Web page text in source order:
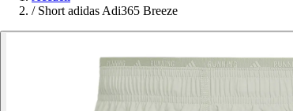
/ Short adidas Adi365 Breeze